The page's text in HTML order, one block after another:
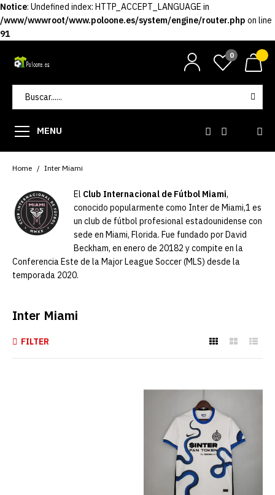
Notice: Undefined index: HTTP_ACCEPT_LANGUAGE in
/www/wwwroot/www.poloone.es/system/engine/router.php on line
91
0
MENU
Home Inter Miami
El Club Internacional de Fútbol Miami,
conocido popularmente como Inter de Miami,1​ es
un club de fútbol profesional estadounidense con
sede en Miami, Florida. Fue fundado por David
Beckham, en enero de 20182​ y compite en la
Conferencia Este de la Major League Soccer (MLS) desde la
temporada 2020.
Inter Miami
FILTER
Segunda Equipación
Stadium 2021-2022
€69.99 €19.90
AGREGAR AL CARRO